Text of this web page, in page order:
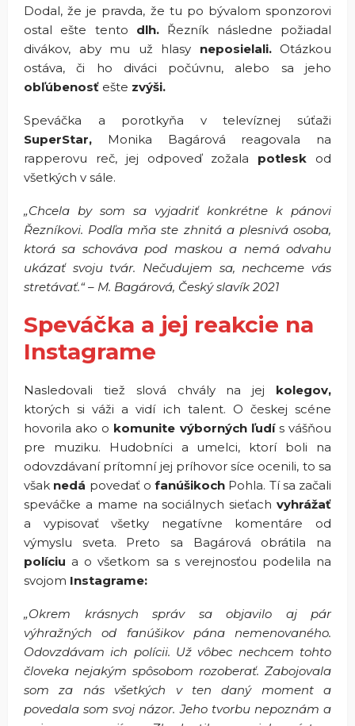
Dodal, že je pravda, že tu po bývalom sponzorovi
ostal ešte tento dlh. Řezník následne požiadal
divákov, aby mu už hlasy neposielali.Otázkou
ostáva, či ho diváci počúvnu, alebo sa jeho
obľúbenosť ešte zvýši.
Speváčka a porotkyňa v televíznej súťaži
SuperStar, Monika Bagárová reagovala na
rapperovu reč, jej odpoveď zožala potlesk od
všetkých v sále.
„Chcela by som sa vyjadriť konkrétne k pánovi
Řezníkovi. Podľa mňa ste zhnitá a plesnivá osoba,
ktorá sa schováva pod maskou a nemá odvahu
ukázať svoju tvár. Nečudujem sa, nechceme vás
stretávať.“ – M. Bagárová, Český slavík 2021
Speváčka a jej reakcie na
Instagrame
Nasledovali tiež slová chvály na jej kolegov,
ktorých si váži a vidí ich talent. O českej scéne
hovorila ako o komunite výborných ľudís vášňou
pre muziku. Hudobníci a umelci, ktorí boli na
odovzdávaní prítomní jej príhovor síce ocenili, to sa
však nedá povedať o fanúšikoch Pohla. Tí sa začali
speváčke a mame na sociálnych sieťach vyhrážať
a vypisovať všetky negatívne komentáre od
výmyslu sveta. Preto sa Bagárová obrátila na
políciu a o všetkom sa s verejnosťou podelila na
svojom Instagrame:
„Okrem krásnych správ sa objavilo aj pár
výhražných od fanúšikov pána nemenovaného.
Odovzdávam ich polícii. Už vôbec nechcem tohto
človeka nejakým spôsobom rozoberať. Zabojovala
som za nás všetkých v ten daný moment a
povedala som svoj názor. Jeho tvorbu nepoznám a